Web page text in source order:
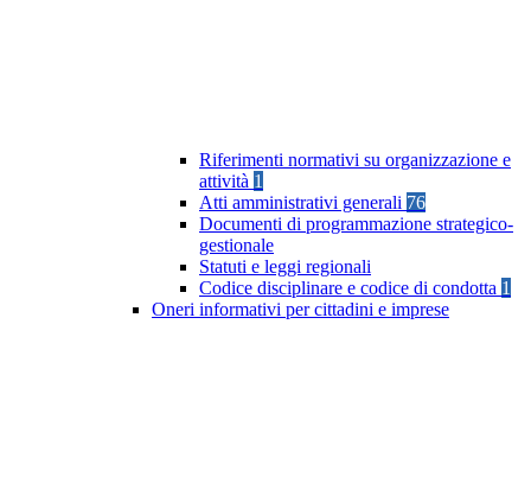
Riferimenti normativi su organizzazione e
attività 1
Atti amministrativi generali 76
Documenti di programmazione strategico-
gestionale
Statuti e leggi regionali
Codice disciplinare e codice di condotta 1
Oneri informativi per cittadini e imprese